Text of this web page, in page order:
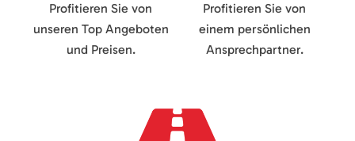
Profitieren Sie von
unseren Top Angeboten
und Preisen.
Profitieren Sie von
einem persönlichen
Ansprechpartner.